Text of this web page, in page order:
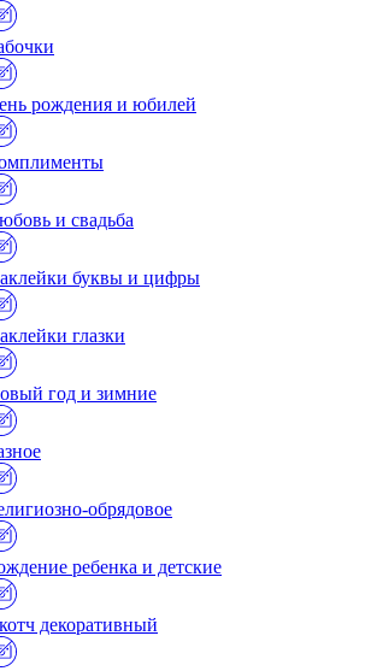
рождения и юбилей
и свадьба
буквы и цифры
глазки
год и зимние
обрядовое
ребенка и детские
декоративный